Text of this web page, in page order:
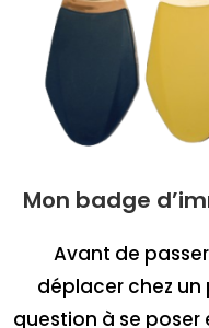
Mon badge
Avant de
déplacer chez un
question à se